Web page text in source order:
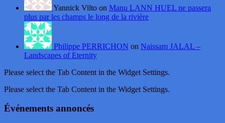
Yannick Vilto on Manu LANN HUEL ne passera
plus par les champs le long de la rivière
Philippe PERRICHON on Naissam JALAL –
Landscapes of Eternity
Please select the Tab Content in the Widget Settings.
Please select the Tab Content in the Widget Settings.
Événements annoncés